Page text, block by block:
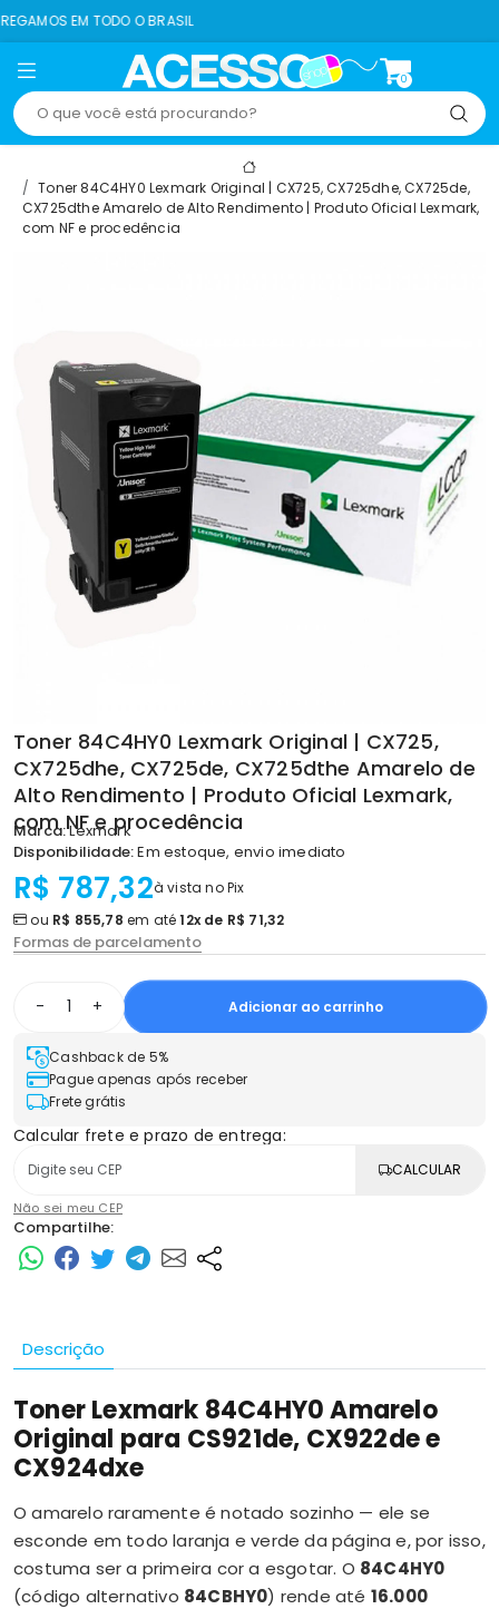
O BRASIL
0
Toner 84C4HY0 Lexmark Original | CX725, CX725dhe, CX725de,
CX725dthe Amarelo de Alto Rendimento | Produto Oficial Lexmark,
com NF e procedência
Toner 84C4HY0 Lexmark Original | CX725,
CX725dhe, CX725de, CX725dthe Amarelo de
Alto Rendimento | Produto Oficial Lexmark,
com NF e procedência
Marca:Lexmark
Disponibilidade:Em estoque, envio imediato
R$ 787,32à vista no Pix
ou R$ 855,78 em até12x de R$ 71,32
Formas de parcelamento
- + Adicionar ao carrinho
Cashback de 5%
Pague apenas após receber
Frete grátis
Calcular frete e prazo de entrega:
CALCULAR
Não sei meu CEP
Compartilhe:
Descrição
Toner Lexmark 84C4HY0 Amarelo
Original para CS921de, CX922de e
CX924dxe
O amarelo raramente é notado sozinho — ele se
esconde em todo laranja e verde da página e, por isso,
costuma ser a primeira cor a esgotar. O 84C4HY0
(código alternativo 84CBHY0) rende até 16.000